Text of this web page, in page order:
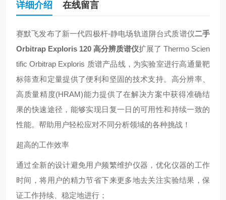
详细介绍 在线留言
赛默飞发布了新一代四极杆-静电场轨道阱台式质谱仪二手
Orbitrap Exploris 120 高分辨质谱仪扩展了 Thermo Scien
tific Orbitrap Exploris 质谱产品线，为实验室进行高通量靶
标筛查和定量提供了便利和坚固的技术支持。高分辨率、
高质量精度(HRAM)能力提供了在解决方案中获得准确结
果的快速途径，能够实现日复一日的可用性和持续一致的
性能。帮助用户轻松应对不同分析领域的各种挑战！
超高的工作效率
通过全新的设计避免用户频繁维护仪器，优化仪器的工作
时间，将用户的精力节省下来更多地去关注实验结果，保
证工作持续、稳定地进行；